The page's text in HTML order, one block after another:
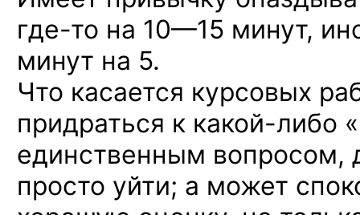
где-то на 10—15 минут,
минут на 5.
Что касается курсовых
придраться к какой-либо
единственным вопросом,
просто уйти; а может